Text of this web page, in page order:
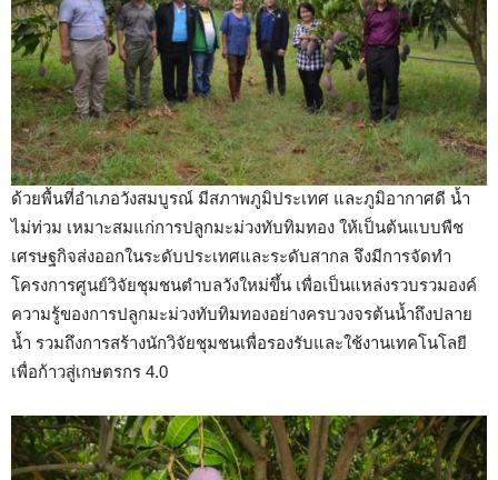
ด้วยพื้นที่อำเภอวังสมบูรณ์ มีสภาพภูมิประเทศ และภูมิอากาศดี น้ำ
ไม่ท่วม เหมาะสมแก่การปลูกมะม่วงทับทิมทอง ให้เป็นต้นแบบพืช
เศรษฐกิจส่งออกในระดับประเทศและระดับสากล จึงมีการจัดทำ
โครงการศูนย์วิจัยชุมชนตำบลวังใหม่ขึ้น เพื่อเป็นแหล่งรวบรวมองค์
ความรู้ของการปลูกมะม่วงทับทิมทองอย่างครบวงจรต้นน้ำถึงปลาย
น้ำ รวมถึงการสร้างนักวิจัยชุมชนเพื่อรองรับและใช้งานเทคโนโลยี
เพื่อก้าวสู่เกษตรกร 4.0